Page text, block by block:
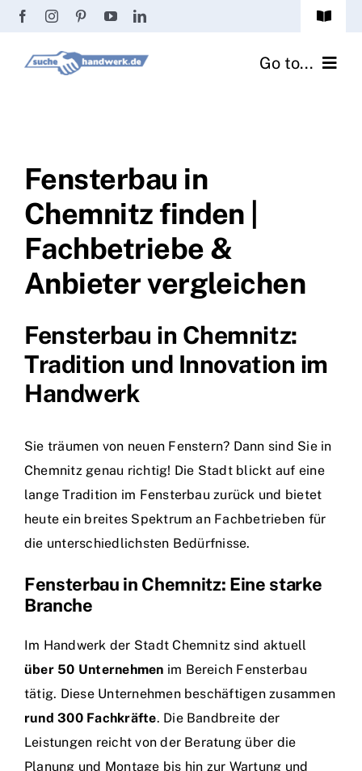
Zum
springen
Toggle
Passwort vergessen? Go to...
Handwerker Ratgeber
Wir über uns
Fensterbau in
Chemnitz finden |
Fachbetriebe &
Anbieter vergleichen
Fensterbau in Chemnitz:
Tradition und Innovation im
Handwerk
Sie träumen von neuen Fenstern? Dann sind Sie in
Chemnitz genau richtig! Die Stadt blickt auf eine
lange Tradition im Fensterbau zurück und bietet
heute ein breites Spektrum an Fachbetrieben für
die unterschiedlichsten Bedürfnisse.
Fensterbau in Chemnitz: Eine starke
Branche
Im Handwerk der Stadt Chemnitz sind aktuell
über 50 Unternehmen im Bereich Fensterbau
tätig. Diese Unternehmen beschäftigen zusammen
rund 300 Fachkräfte. Die Bandbreite der
Leistungen reicht von der Beratung über die
Planung und Montage bis hin zur Wartung und